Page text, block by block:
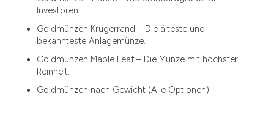
12.15
13.77
15.55
15.60
Investoren.
Goldmünzen Krügerrand – Die älteste und
bekannteste Anlagemünze.
Goldmünzen Maple Leaf – Die Münze mit höchster
Reinheit.
Goldmünzen nach Gewicht (Alle Optionen)